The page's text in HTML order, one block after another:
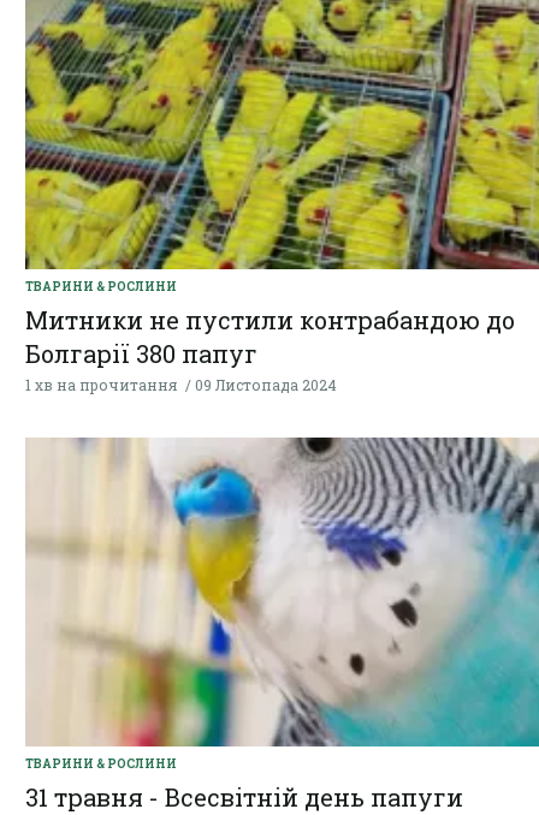
ТВАРИНИ & РОСЛИНИ
Митники не пустили контрабандою до
Болгарії 380 папуг
1 хв на прочитання 09 Листопада 2024
ТВАРИНИ & РОСЛИНИ
31 травня - Всесвітній день папуги